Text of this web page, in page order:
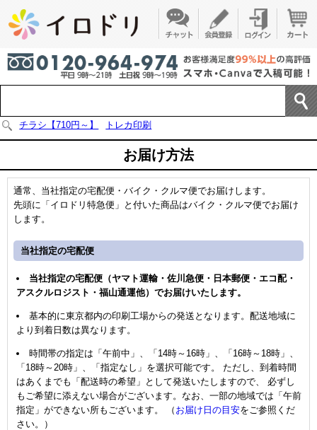
チラシ【710円～】 トレカ印刷
お届け方法
通常、当社指定の宅配便・バイク・クルマ便でお届けします。
先頭に「イロドリ特急便」と付いた商品はバイク・クルマ便でお届け
します。
当社指定の宅配便
当社指定の宅配便（ヤマト運輸・佐川急便・日本郵便・エコ配・
アスクルロジスト・福山通運他）でお届けいたします。
基本的に東京都内の印刷工場からの発送となります。配送地域に
より到着日数は異なります。
時間帯の指定は「午前中」、「14時～16時」、「16時～18時」、
「18時～20時」、「指定なし」を選択可能です。 ただし、到着時間
はあくまでも「配送時の希望」として発送いたしますので、 必ずし
もご希望に添えない場合がございます。なお、一部の地域では「午前
指定」ができない所もございます。 （ お届け日の目安をご参照くだ
さい。）